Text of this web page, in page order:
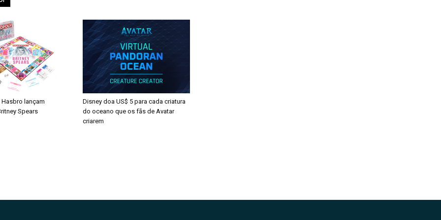
Hasbro lançam
Spears
Disney doa US$ 5 para cada criatura
do oceano que os fãs de Avatar
criarem